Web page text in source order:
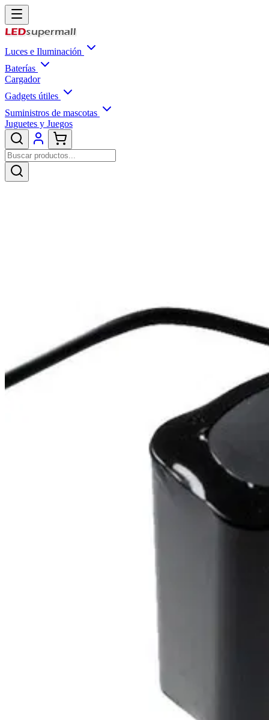
Luces e Iluminación
Baterías
Cargador
Gadgets útiles
Suministros de mascotas
Juguetes y Juegos